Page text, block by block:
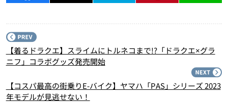
【着るドラクエ】スライムにトルネコまで!?「ドラクエ×グラ
ニフ」コラボグッズ発売開始
【コスパ最高の街乗りE-バイク】ヤマハ「PAS」シリーズ 2023
年モデルが見逃せない！